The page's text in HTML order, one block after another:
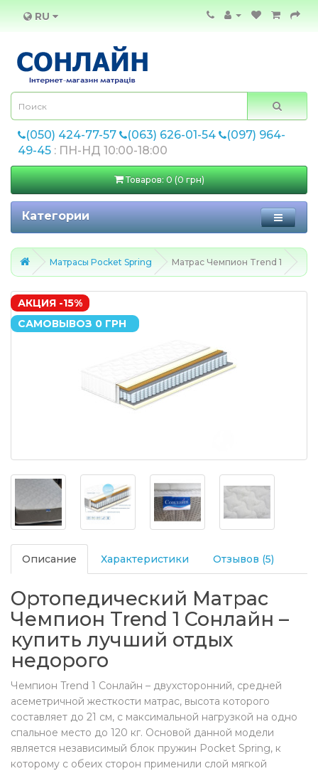
RU
(050) 424-77-57 (063) 626-01-54
(097) 964-
49-45 : ПН-НД 10:00-18:00
Товаров: 0 (0 грн)
Категории
Матрасы Pocket Spring Матрас Чемпион Trend 1
АКЦИЯ -15%
САМОВЫВОЗ 0 ГРН
Описание Характеристики Отзывов (5)
Ортопедический Матрас
Чемпион Trend 1 Сонлайн –
купить лучший отдых
недорого
Чемпион Trend 1 Сонлайн – двухсторонний, средней
асеметричной жесткости матрас, высота которого
составляет до 21 см, с максимальной нагрузкой на одно
спальное место до 120 кг. Основой данной модели
является независимый блок пружин Pocket Spring, к
которому с обеих сторон применили слой мягкой